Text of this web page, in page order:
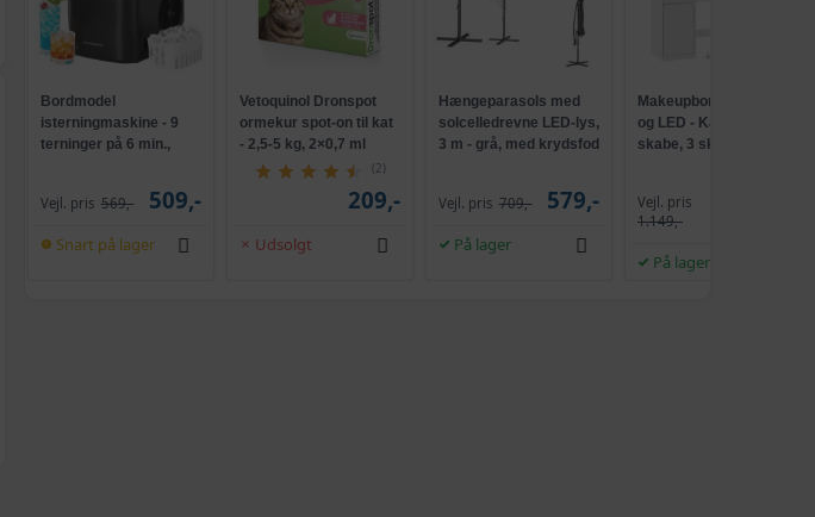
Bordmodel
isterningmaskine - 9
terninger på 6 min.,
Vejl. pris 569,- 509,-
Snart på lager
Vetoquinol Dronspot
ormekur spot-on til kat
- 2,5-5 kg, 2×0,7 ml
(2)
209,-
Udsolgt
Hængeparasols med
solcelledrevne LED-lys,
3 m - grå, med krydsfod
Vejl. pris 709,- 579,-
På lager
Makeupbord med spejl
og LED - Kailyn, 2
skabe, 3 skuffer, 5
uden værktøj - cloud
hvid
Vejl. pris
1.149,-
På lager